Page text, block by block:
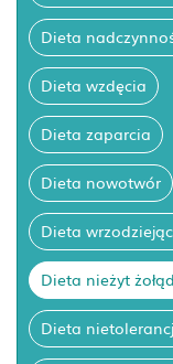
Dieta
Dieta wzdęcia
Dieta zaparcia
Dieta nowotwór
Dieta
Dieta nieżyt
Dieta